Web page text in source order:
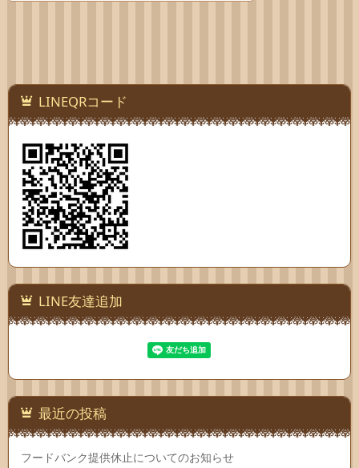
LINEQRコード
LINE友達追加
最近の投稿
フードバンク提供休止についてのお知らせ